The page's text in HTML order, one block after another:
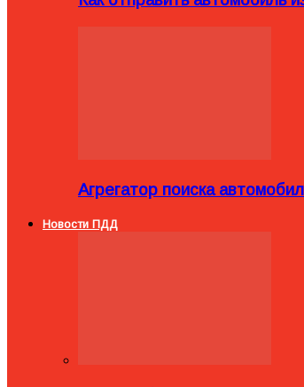
Агрегатор поиска
Новости ПДД